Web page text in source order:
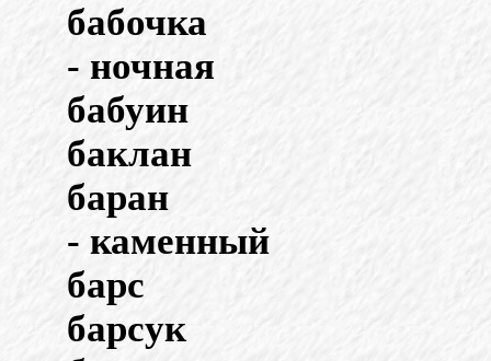
бабочка
- ночная
бабуин
баклан
баран
- каменный
барс
барсук